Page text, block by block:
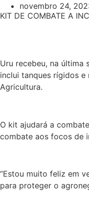
novembro 24,
KIT DE COMBATE A
Uru recebeu, na
inclui tanques rígidos
Agricultura.
O kit ajudará a
combate aos focos de
“Estou muito feliz em
para proteger o